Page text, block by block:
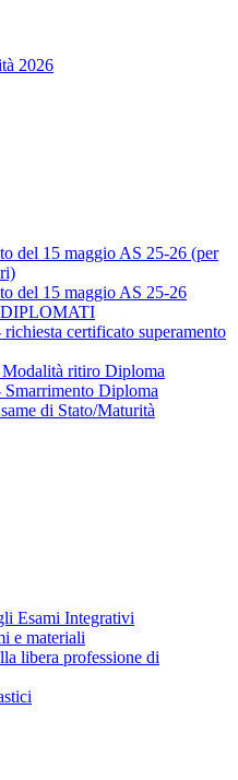
2026
del 15 maggio AS 25-26 (per
del 15 maggio AS 25-26
richiesta certificato superamento
ritiro Diploma
Smarrimento Diploma
di Stato/Maturità
Esami Integrativi
e materiali
libera professione di